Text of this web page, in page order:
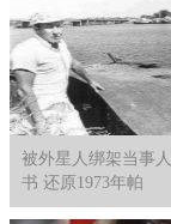
被外星人绑架当事
书 还原1973年帕